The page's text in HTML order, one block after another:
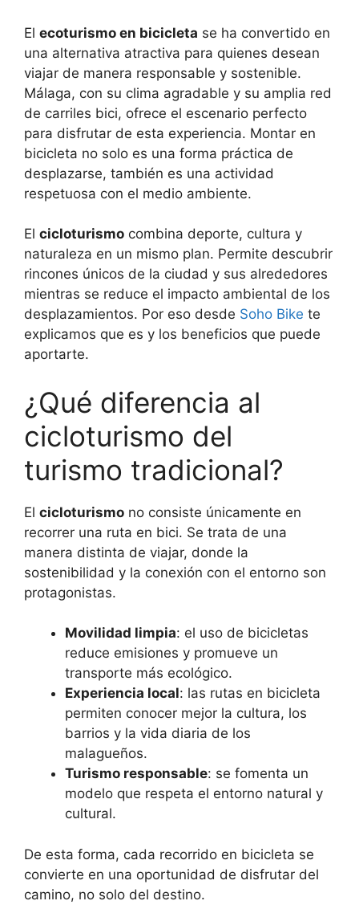
El ecoturismo en bicicleta se ha convertido en
una alternativa atractiva para quienes desean
viajar de manera responsable y sostenible.
Málaga, con su clima agradable y su amplia red
de carriles bici, ofrece el escenario perfecto
para disfrutar de esta experiencia. Montar en
bicicleta no solo es una forma práctica de
desplazarse, también es una actividad
respetuosa con el medio ambiente.
El cicloturismo combina deporte, cultura y
naturaleza en un mismo plan. Permite descubrir
rincones únicos de la ciudad y sus alrededores
mientras se reduce el impacto ambiental de los
desplazamientos. Por eso desde Soho Bike te
explicamos que es y los beneficios que puede
aportarte.
¿Qué diferencia al
cicloturismo del
turismo tradicional?
El cicloturismo no consiste únicamente en
recorrer una ruta en bici. Se trata de una
manera distinta de viajar, donde la
sostenibilidad y la conexión con el entorno son
protagonistas.
Movilidad limpia: el uso de bicicletas
reduce emisiones y promueve un
transporte más ecológico.
Experiencia local: las rutas en bicicleta
permiten conocer mejor la cultura, los
barrios y la vida diaria de los
malagueños.
Turismo responsable: se fomenta un
modelo que respeta el entorno natural y
cultural.
De esta forma, cada recorrido en bicicleta se
convierte en una oportunidad de disfrutar del
camino, no solo del destino.